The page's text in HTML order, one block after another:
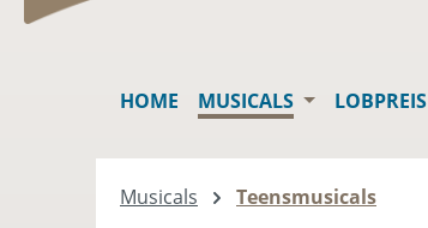
HOME MUSICALS LOBPREIS
Musicals Teensmusicals